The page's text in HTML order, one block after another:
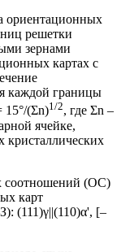
ориентационных
решетки
зернами
картах с
каждой границы
15°/(Σn)1/2, где Σn –
ячейке,
соотношений (ОС)
карт
(111)γ||(110)α', [–